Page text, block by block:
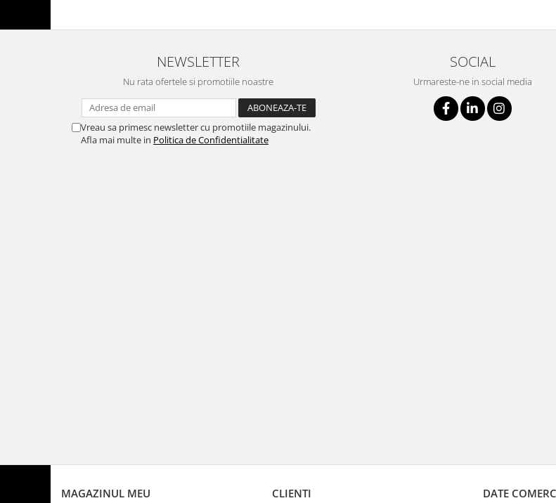
NEWSLETTER
Nu rata ofertele si promotiile noastre
Vreau sa primesc newsletter cu promotiile magazinului.
Afla mai multe in Politica de Confidentialitate
SOCIAL
Urmareste-ne in social media
MAGAZINUL MEU CLIENTI DATE